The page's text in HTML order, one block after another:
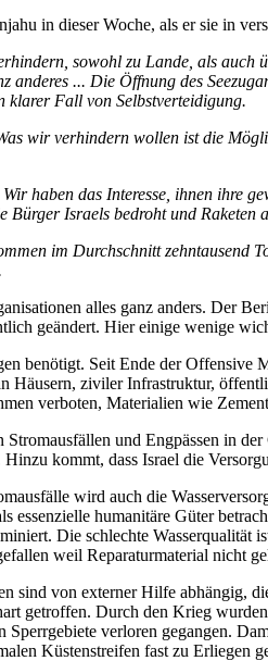
in dieser Woche, als er sie in
sowohl zu Lande, als auch
... Die Öffnung des
klarer Fall von Selbstverteidigung.
wir verhindern wollen ist die
haben das Interesse, ihnen ihre
Israels bedroht und Raketen
im Durchschnitt zehntausend
alles ganz anders. Der
geändert. Hier einige wenige
benötigt. Seit Ende der Offensive
ziviler Infrastruktur,
verboten, Materialien wie
und Engpässen in der
kommt, dass Israel die
wird auch die
humanitäre Güter
Die schlechte Wasserqualität
weil Reparaturmaterial nicht
sind von externer Hilfe abhängig,
getroffen. Durch den Krieg
verloren gegangen.
Küstenstreifen fast zu Erliegen